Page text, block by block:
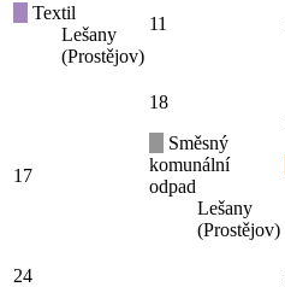
Textil
Lešany
(Prostějov)
11
17
18
Směsný
komunální
odpad
Lešany
(Prostějov)
24